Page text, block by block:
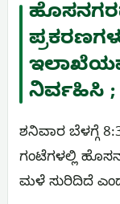
ನಿರ್ವಹಿಸಿ ;
ಶನಿವಾರ ಬೆಳಗ್ಗೆ
ಗಂಟೆಗಳಲ್ಲಿ
ಮಳೆ ಸುರಿದಿದೆ